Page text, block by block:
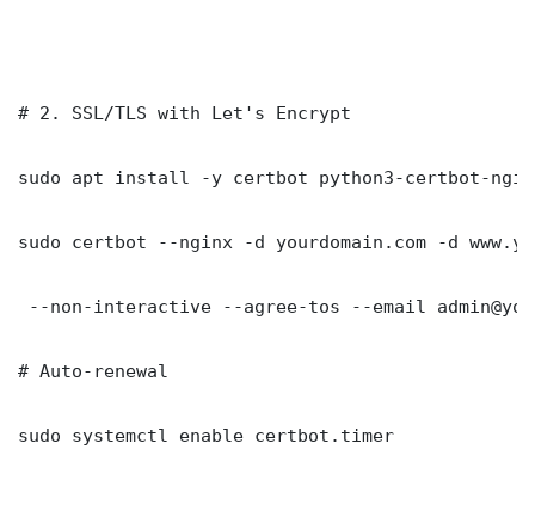
# 2. SSL/TLS with Let's Encrypt
sudo apt install -y certbot python3-certbot-
sudo certbot --nginx -d yourdomain.com -d
--non-interactive --agree-tos --email
# Auto-renewal
sudo systemctl enable certbot.timer